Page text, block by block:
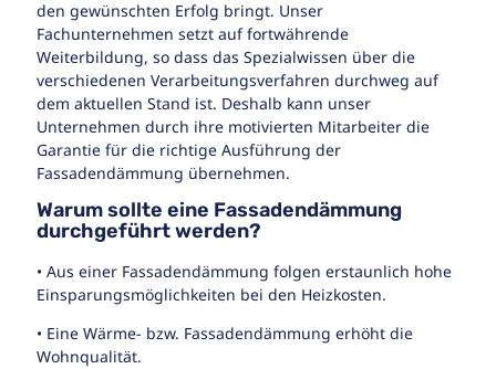
den gewünschten Erfolg bringt. Unser
Fachunternehmen setzt auf fortwährende
Weiterbildung, so dass das Spezialwissen über die
verschiedenen Verarbeitungsverfahren durchweg auf
dem aktuellen Stand ist. Deshalb kann unser
Unternehmen durch ihre motivierten Mitarbeiter die
Garantie für die richtige Ausführung der
Fassadendämmung übernehmen.
Warum sollte eine Fassadendämmung
durchgeführt werden?
• Aus einer Fassadendämmung folgen erstaunlich hohe
Einsparungsmöglichkeiten bei den Heizkosten.
• Eine Wärme- bzw. Fassadendämmung erhöht die
Wohnqualität.